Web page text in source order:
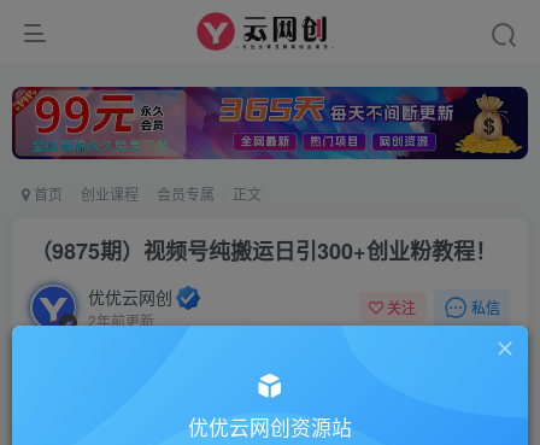
首页 创业课程 会员专属 正文
（9875期）视频号纯搬运日引300+创业粉教程！
优优云网创
2年前更新
关注 私信
（9875期）视频号纯搬运日引300+创业粉教程！
优优云网创资源站